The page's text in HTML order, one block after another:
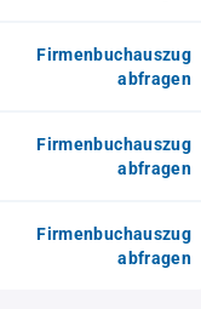
Firmenbuchauszug
abfragen
Firmenbuchauszug
abfragen
Firmenbuchauszug
abfragen